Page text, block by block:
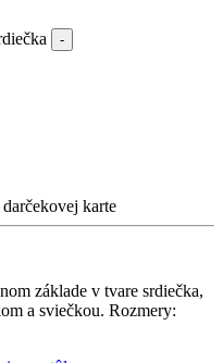
karte
základe v tvare srdiečka,
a sviečkou. Rozmery: